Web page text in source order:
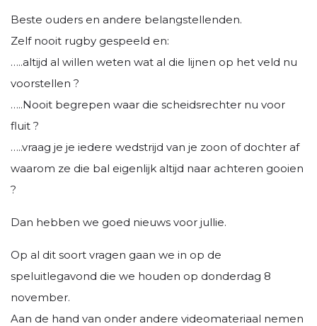
Beste ouders en andere belangstellenden.
Zelf nooit rugby gespeeld en:
…..altijd al willen weten wat al die lijnen op het veld nu
voorstellen ?
…..Nooit begrepen waar die scheidsrechter nu voor
fluit ?
…..vraag je je iedere wedstrijd van je zoon of dochter af
waarom ze die bal eigenlijk altijd naar achteren gooien
?
Dan hebben we goed nieuws voor jullie.
Op al dit soort vragen gaan we in op de
speluitlegavond die we houden op donderdag 8
november.
Aan de hand van onder andere videomateriaal nemen